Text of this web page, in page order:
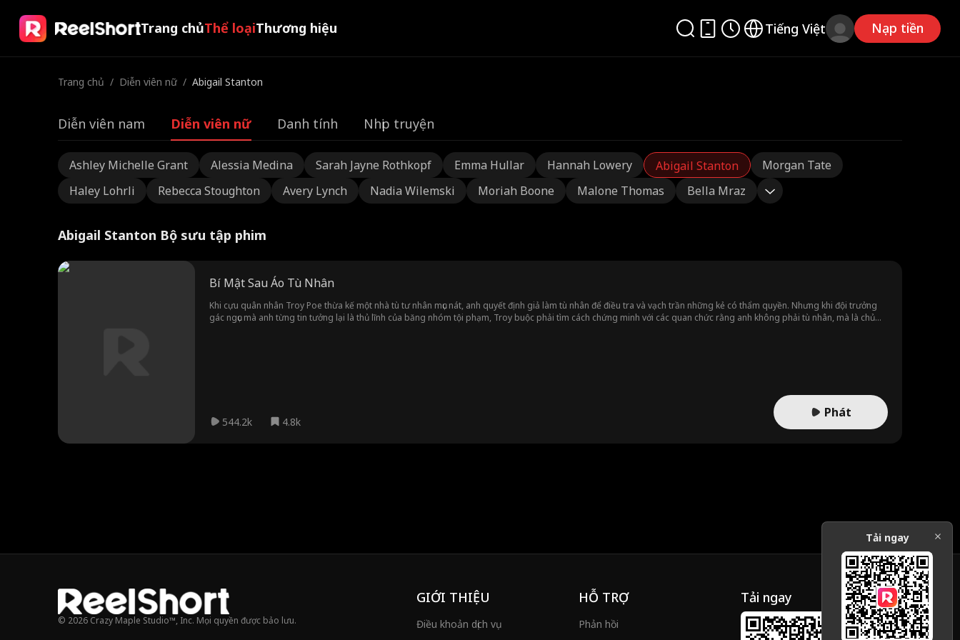
Trang chủThể loạiThương hiệu Tiếng Việt Nạp tiền
Trang chủ / Diễn viên nữ / Abigail Stanton
Diễn viên nam Diễn viên nữ Danh tính Nhịp truyện
Ashley Michelle Grant Alessia Medina Sarah Jayne Rothkopf Emma Hullar Hannah Lowery Abigail Stanton
Morgan Tate
Haley Lohrli
Rebecca Stoughton Avery Lynch Nadia Wilemski Moriah Boone Malone Thomas Bella Mraz
Abigail Stanton Bộ sưu tập phim
Bí Mật Sau Áo Tù Nhân
Khi cựu quân nhân Troy Poe thừa kế một nhà tù tư nhân mục nát, anh quyết định giả làm tù nhân để điều tra và vạch trần những kẻ có thẩm quyền. Nhưng khi đội trưởng
gác ngục mà anh từng tin tưởng lại là thủ lĩnh của băng nhóm tội phạm, Troy buộc phải tìm cách chứng minh với các quan chức rằng anh không phải tù nhân, mà là chủ
544.2k 4.8k
Phát
© 2026 Crazy Maple Studio™, Inc. Mọi quyền được bảo lưu.
GIỚI THIỆU
Điều khoản dịch vụ
HỖ TRỢ
Phản hồi
Tải ngay
Tải ngay